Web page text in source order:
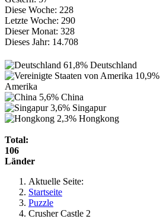
Diese Woche: 228
Letzte Woche: 290
Dieser Monat: 328
Dieses Jahr: 14.708
61,8% Deutschland
10,9%
Amerika
5,6% China
3,6% Singapur
2,3% Hongkong
Total:
106
Länder
Aktuelle Seite:
Startseite
Puzzle
Crusher Castle 2